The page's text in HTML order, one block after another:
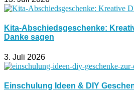
Kita-Abschiedsgeschenke:
Danke sagen
3. Juli 2026
Einschulung Ideen & DIY